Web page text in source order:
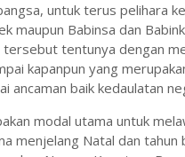
untuk terus pelihara
maupun Babinsa dan
tentunya dengan
kapanpun yang
ancaman baik kedaulatan
modal utama untuk
menjelang Natal dan